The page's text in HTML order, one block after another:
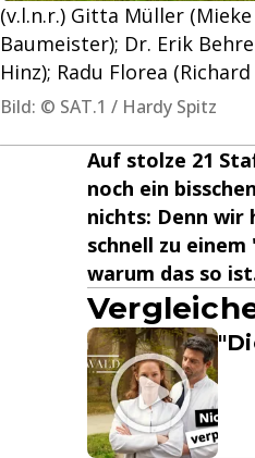
(v.l.n.r.) Gitta Müller
Baumeister); Dr. Erik
Hinz); Radu Florea
Bild: © SAT.1 / Hardy Spitz
Auf stolze 21
noch ein
nichts: Denn wir
schnell zu
warum das so